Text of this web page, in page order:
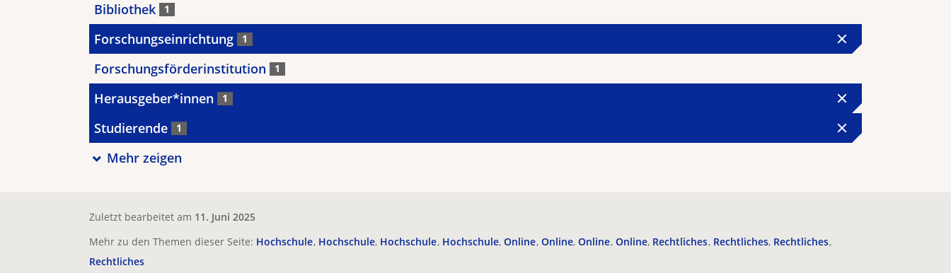
Bibliothek 1
Forschungseinrichtung 1
Forschungsförderinstitution 1
Herausgeber*innen 1
Studierende 1
Mehr zeigen
Zuletzt bearbeitet am 11. Juni 2025
Mehr zu den Themen dieser Seite: Hochschule Hochschule Hochschule Hochschule Online Online Online Online Rechtliches Rechtliches Rechtliches
Rechtliches